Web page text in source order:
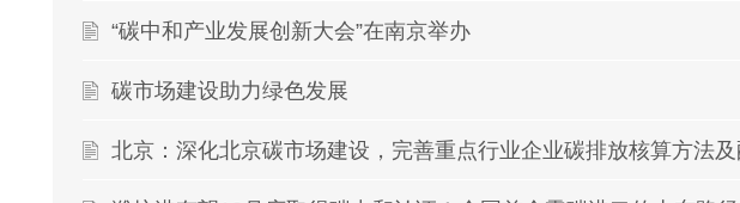
“碳中和产业发展创新大会”在南京举办
碳市场建设助力绿色发展